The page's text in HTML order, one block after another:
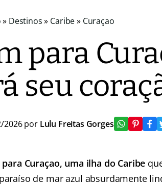
» Destinos» Caribe» Curaçao
para
seu
2026 por Lulu Freitas Gorges
Curaçao, uma ilha do Caribe
de mar azul absurdamente